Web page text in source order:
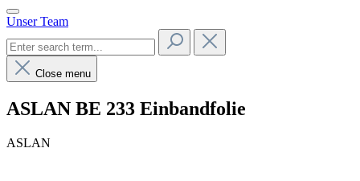
Unser Team
Close menu
ASLAN BE 233 Einbandfolie
ASLAN